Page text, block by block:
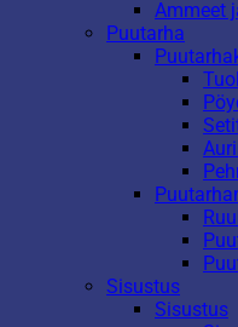
Ammeet
Puutarha
Sisustus
Sisustus